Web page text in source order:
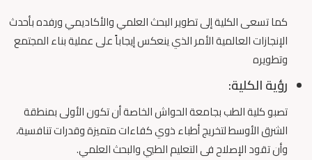
كما تسعى الكلية إلى تطوير البحث العلمي والأكاديمي ورفده بأحدث
الإنجازات العالمية الأمر الذي ينعكس إيجاباً على عملية بناء المجتمع
وتطويره
رؤية الكلية:
تصبو كلية الطب بجامعة الحواش الخاصة أن تكون الأولى بمنطقة
الشرق الأوسط لتخريج أطباء ذوي كفاءات متميزة وقدرات تنافسية،
وأن تقود الإصلاح فى التعليم الطبي والبحث العلمي.